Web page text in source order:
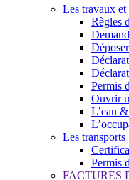
Les travaux et
Règles
Permis
Ouvrir
L’eau
Les transports
Permis
FACTURES